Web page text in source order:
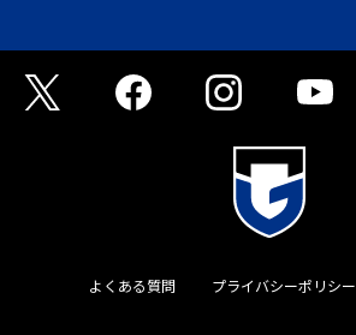
よくある質問 プライバシーポリシー